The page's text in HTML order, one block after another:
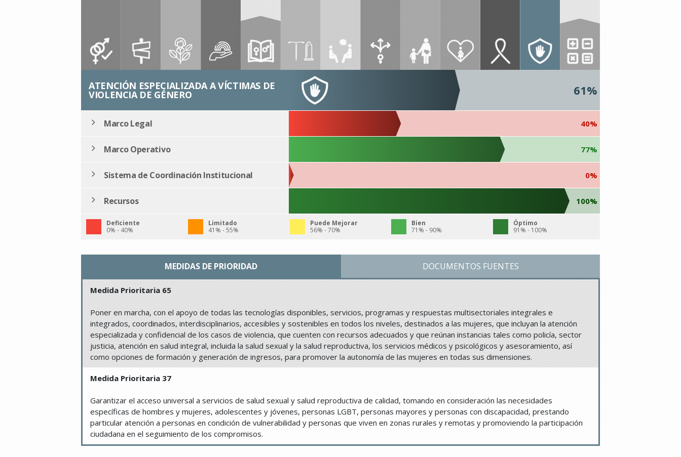
ATENCIÓN ESPECIALIZADA A VÍCTIMAS DE
VIOLENCIA DE GÉNERO 61%
Marco Legal 40%
Marco Operativo 77%
Sistema de Coordinación Institucional 0%
Recursos 100%
Deficiente
0% - 40%
Limitado
41% - 55%
Puede Mejorar
56% - 70%
Bien
71% - 90%
Óptimo
91% - 100%
MEDIDAS DE PRIORIDAD DOCUMENTOS FUENTES
Medida Prioritaria 65
Poner en marcha, con el apoyo de todas las tecnologías disponibles, servicios, programas y respuestas multisectoriales integrales e
integrados, coordinados, interdisciplinarios, accesibles y sostenibles en todos los niveles, destinados a las mujeres, que incluyan la atención
especializada y confidencial de los casos de violencia, que cuenten con recursos adecuados y que reúnan instancias tales como policía, sector
justicia, atención en salud integral, incluida la salud sexual y la salud reproductiva, los servicios médicos y psicológicos y asesoramiento, así
como opciones de formación y generación de ingresos, para promover la autonomía de las mujeres en todas sus dimensiones.
Medida Prioritaria 37
Garantizar el acceso universal a servicios de salud sexual y salud reproductiva de calidad, tomando en consideración las necesidades
específicas de hombres y mujeres, adolescentes y jóvenes, personas LGBT, personas mayores y personas con discapacidad, prestando
particular atención a personas en condición de vulnerabilidad y personas que viven en zonas rurales y remotas y promoviendo la participación
ciudadana en el seguimiento de los compromisos.